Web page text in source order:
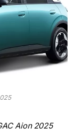
Aion 2025